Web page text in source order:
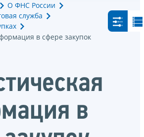
О ФНС России
служба
в сфере закупок
в